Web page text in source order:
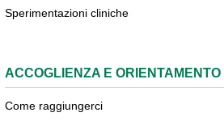
Sperimentazioni cliniche
ACCOGLIENZA E ORIENTAMENTO
Come raggiungerci